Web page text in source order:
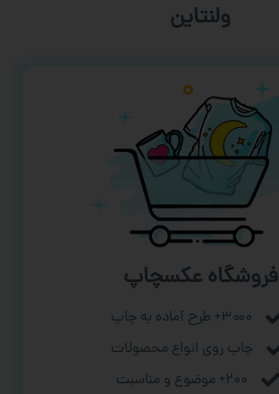
ورزشی
فروشگاه عکسچاپ
۳۰۰۰+ طرح آماده به چاپ
چاپ روی انواع محصولات
۲۰۰+ موضوع و مناسبت